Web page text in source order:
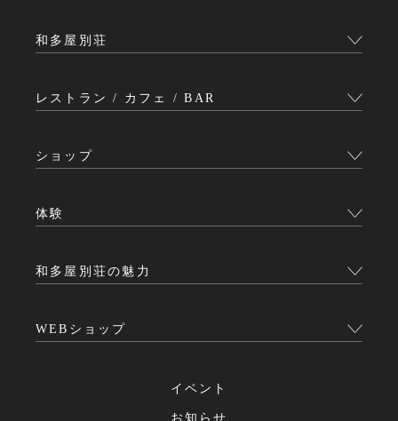
和多屋別荘
レストラン / カフェ / BAR
ショップ
体験
和多屋別荘の魅力
WEBショップ
イベント
お知らせ